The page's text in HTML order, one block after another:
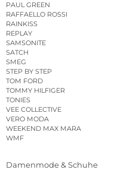
PAUL GREEN
RAFFAELLO ROSSI
RAINKISS
REPLAY
SAMSONITE
SATCH
SMEG
STEP BY STEP
TOM FORD
TOMMY HILFIGER
TONIES
VEE COLLECTIVE
VERO MODA
WEEKEND MAX MARA
WMF
Damenmode & Schuhe